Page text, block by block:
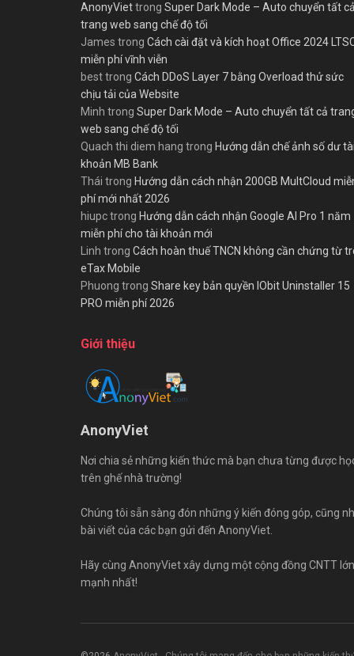
AnonyViettrong Super Dark Mode – Auto chuyển tất cả
trang web sang chế độ tối
James trong Cách cài đặt và kích hoạt Office 2024
miễn phí vĩnh viễn
besttrong Cách DDoS Layer 7 bằng Overload thử sức
chịu tải của Website
Minh trong Super Dark Mode – Auto chuyển tất cả
web sang chế độ tối
Quach thi diem hang trong Hướng dẫn chế ảnh số dư tài
khoản MB Bank
Thái trong Hướng dẫn cách nhận 200GB MultCloud
phí mới nhất 2026
hiupctrong Hướng dẫn cách nhận Google AI Pro 1 năm
miễn phí cho tài khoản mới
Linh trong Cách hoàn thuế TNCN không cần chứng từ
eTax Mobile
Phuong trong Share key bản quyền IObit Uninstaller 15
PRO miễn phí 2026
Giới thiệu
AnonyViet
Nơi chia sẻ những kiến thức mà bạn chưa từng được
trên ghế nhà trường!
Chúng tôi sẵn sàng đón những ý kiến đóng góp, cũng
bài viết của các bạn gửi đến AnonyViet.
Hãy cùng AnonyViet xây dựng một cộng đồng CNTT lớn
mạnh nhất!